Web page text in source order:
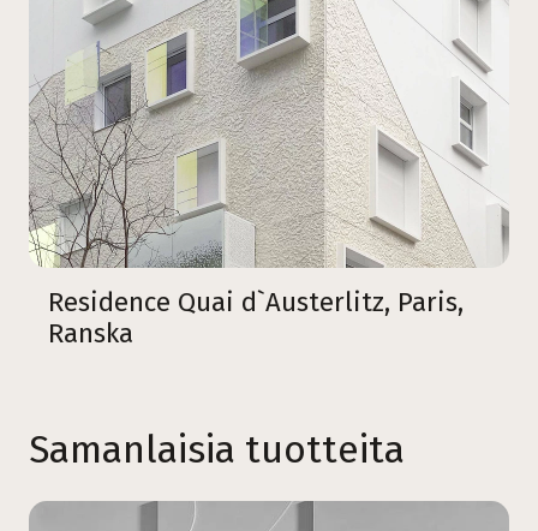
Residence Quai d`Austerlitz, Paris,
Ranska
Samanlaisia tuotteita